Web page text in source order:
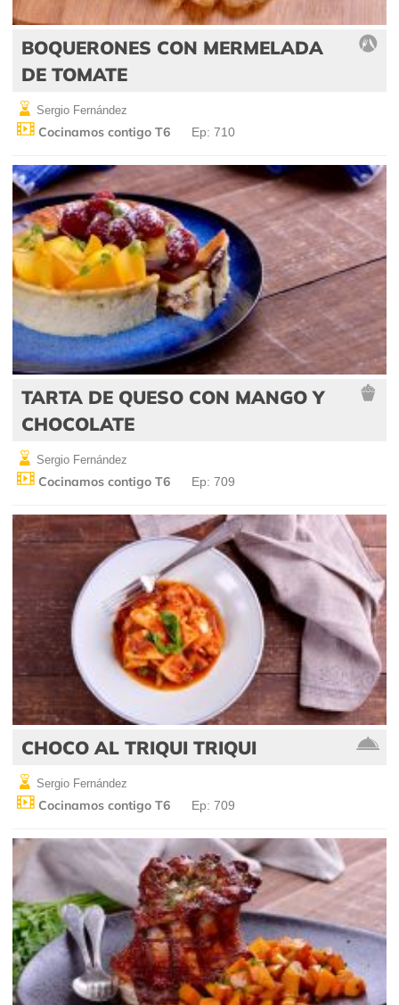
BOQUERONES CON MERMELADA
DE TOMATE
Sergio Fernández
Cocinamos contigo T6 Ep: 710
TARTA DE QUESO CON MANGO Y
CHOCOLATE
Sergio Fernández
Cocinamos contigo T6 Ep: 709
CHOCO AL TRIQUI TRIQUI
Sergio Fernández
Cocinamos contigo T6 Ep: 709